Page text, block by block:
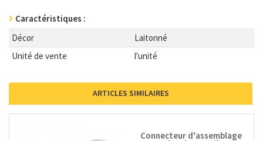
Caractéristiques :
Décor
Laitonné
Unité de vente
l'unité
ARTICLES SIMILAIRES
Connecteur d'assemblage